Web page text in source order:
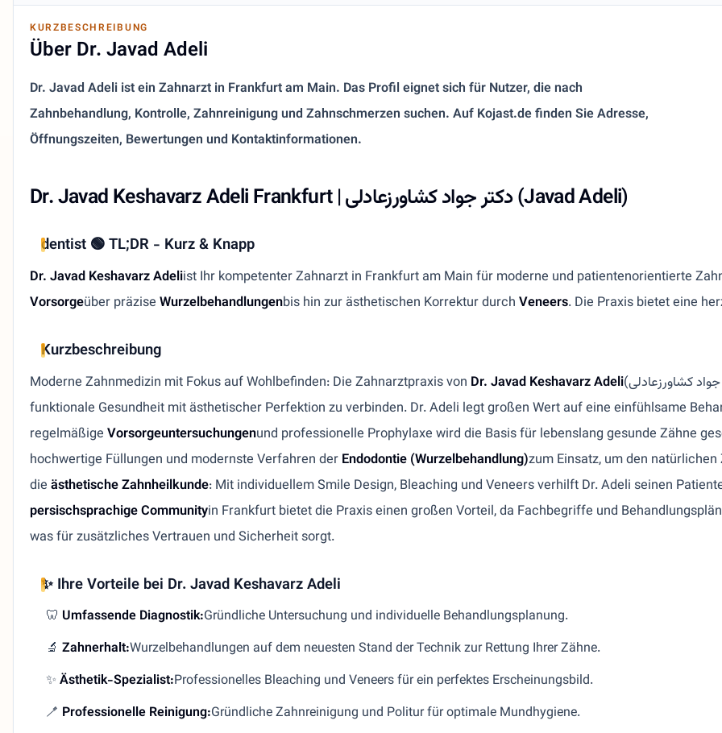
KURZBESCHREIBUNG
Über Dr. Javad Adeli
Dr. Javad Adeli ist ein Zahnarzt in Frankfurt am Main. Das Profil eignet sich für Nutzer, die nach
Zahnbehandlung, Kontrolle, Zahnreinigung und Zahnschmerzen suchen. Auf Kojast.de finden Sie Adresse,
Öffnungszeiten, Bewertungen und Kontaktinformationen.
Dr. Javad Keshavarz Adeli Frankfurt | دکتر جواد کشاورزعادلی (Javad Adeli)
dentist 🟢 TL;DR - Kurz & Knapp
Dr. Javad Keshavarz Adeliist Ihr kompetenter Zahnarzt in Frankfurt am Main für moderne und patientenorientierte
Vorsorgeüber präziseWurzelbehandlungenbis hin zur ästhetischen Korrektur durchVeneers. Die Praxis bietet eine
Kurzbeschreibung
Moderne Zahnmedizin mit Fokus auf Wohlbefinden: Die Zahnarztpraxis von Dr. Javad Keshavarz Adeli(دکتر جواد کشاورزعادلی) in Frankfurt am Main ist darauf spezialisiert,
funktionale Gesundheit mit ästhetischer Perfektion zu verbinden. Dr. Adeli legt großen Wert auf eine einfühlsame
regelmäßigeVorsorgeuntersuchungenund professionelle Prophylaxe wird die Basis für lebenslang gesunde Zähne
hochwertige Füllungen und modernste Verfahren derEndodontie (Wurzelbehandlung)zum Einsatz, um den
dieästhetische Zahnheilkunde: Mit individuellem Smile Design, Bleaching und Veneers verhilft Dr. Adeli seinen
persischsprachige Communityin Frankfurt bietet die Praxis einen großen Vorteil, da Fachbegriffe und
was für zusätzliches Vertrauen und Sicherheit sorgt.
✨ Ihre Vorteile bei Dr. Javad Keshavarz Adeli
🦷 Umfassende Diagnostik:Gründliche Untersuchung und individuelle Behandlungsplanung.
🔬 Zahnerhalt:Wurzelbehandlungen auf dem neuesten Stand der Technik zur Rettung Ihrer Zähne.
✨ Ästhetik-Spezialist:Professionelles Bleaching und Veneers für ein perfektes Erscheinungsbild.
🪥 Professionelle Reinigung:Gründliche Zahnreinigung und Politur für optimale Mundhygiene.